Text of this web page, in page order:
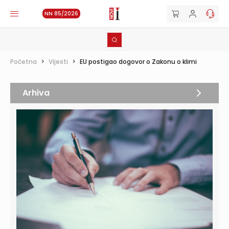
NN 85/2026
Početna > Vijesti > EU postigao dogovor o Zakonu o klimi
Arhiva